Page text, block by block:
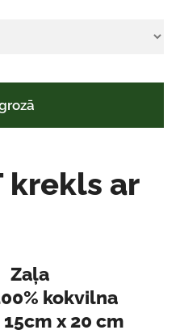
krekls ar
kokvilna
x 20 cm